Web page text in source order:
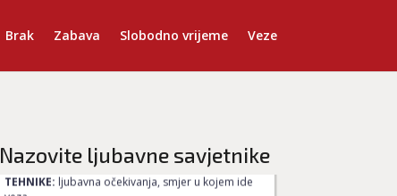
Brak Zabava Slobodno vrijeme Veze
Nazovite ljubavne savjetnike
ljubavna očekivanja, smjer u kojem ide
veza